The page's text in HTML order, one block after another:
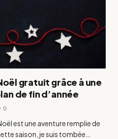
gratuit grâce à une
de fin d’année
0
est une aventure remplie de
saison, je suis tombée…